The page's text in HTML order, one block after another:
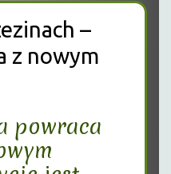
–
z nowym
powraca